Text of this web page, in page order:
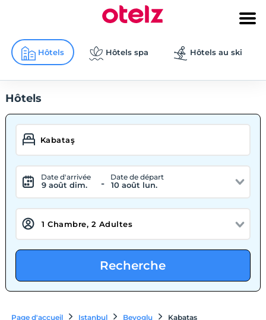
Hôtels Hôtels spa Hôtels au ski
Hôtels
Date d'arrivée
9 août dim. -
Date de départ
10 août lun.
Recherche
Page d'accueil Istanbul Beyoglu Kabatas